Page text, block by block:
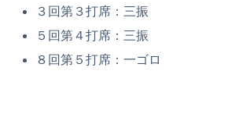
３回第３打席：三振
５回第４打席：三振
８回第５打席：一ゴロ